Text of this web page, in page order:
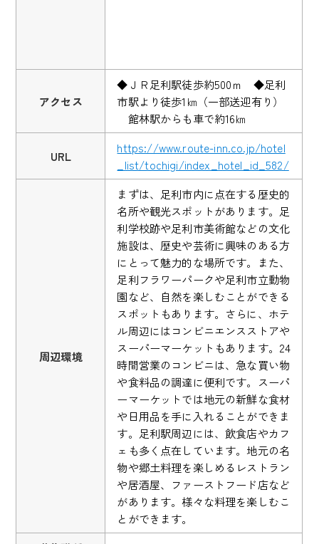
アクセス
◆ＪＲ足利駅徒歩約500ｍ ◆足利
市駅より徒歩1㎞（一部送迎有り）
館林駅からも車で約16㎞
URL
https://www.route-inn.co.jp/hotel
_list/tochigi/index_hotel_id_582/
周辺環境
まずは、足利市内に点在する歴史的
名所や観光スポットがあります。足
利学校跡や足利市美術館などの文化
施設は、歴史や芸術に興味のある方
にとって魅力的な場所です。また、
足利フラワーパークや足利市立動物
園など、自然を楽しむことができる
スポットもあります。さらに、ホテ
ル周辺にはコンビニエンスストアや
スーパーマーケットもあります。24
時間営業のコンビニは、急な買い物
や食料品の調達に便利です。スーパ
ーマーケットでは地元の新鮮な食材
や日用品を手に入れることができま
す。足利駅周辺には、飲食店やカフ
ェも多く点在しています。地元の名
物や郷土料理を楽しめるレストラン
や居酒屋、ファーストフード店など
があります。様々な料理を楽しむこ
とができます。